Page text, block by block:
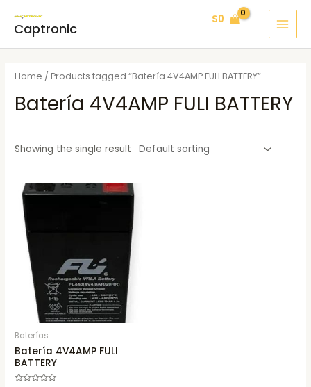
Captronic
$0
Home / Products tagged “Batería 4V4AMP FULI BATTERY”
Batería 4V4AMP FULI BATTERY
Showing the single result
Baterías
Batería 4V4AMP FULI
BATTERY